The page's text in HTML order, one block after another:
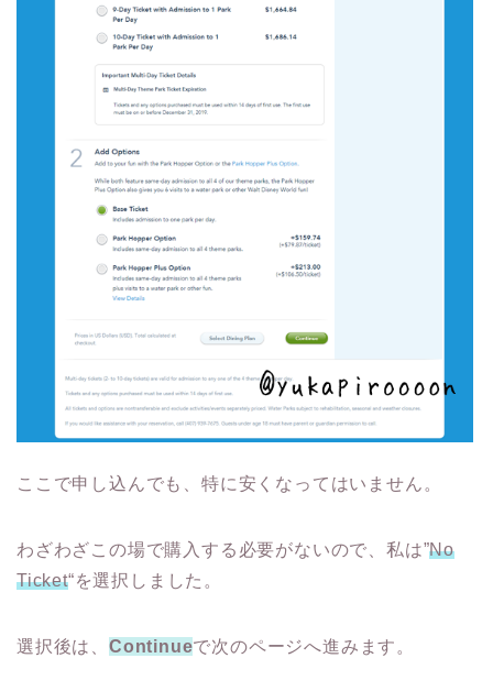
ここで申し込んでも、特に安くなってはいません。
わざわざこの場で購入する必要がないので、私は”No
Ticket“を選択しました。
選択後は、 Continueで次のページへ進みます。